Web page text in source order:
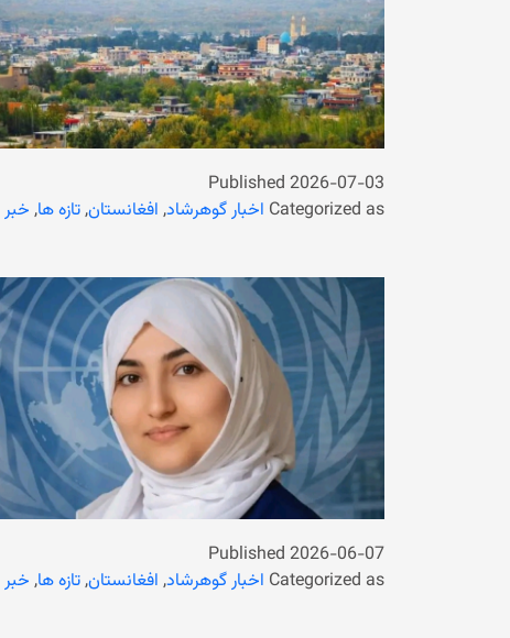
Published 2026-07-03
Categorized as اخبار گوهرشاد, افغانستان,تازه ها, خبر
Published 2026-06-07
Categorized as اخبار گوهرشاد, افغانستان,تازه ها, خبر